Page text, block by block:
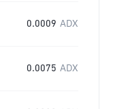
0.0009 ADX
0.0075 ADX